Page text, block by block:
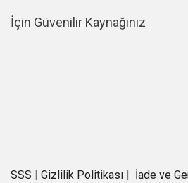
İçin Güvenilir Kaynağınız
SSS Gizlilik Politikası İade ve